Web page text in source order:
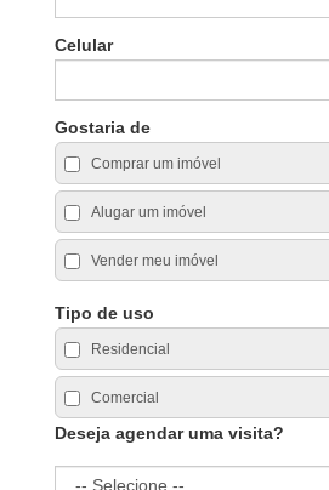
Celular
Gostaria de
Comprar um imóvel
Alugar um imóvel
Vender meu imóvel
Tipo de uso
Residencial
Comercial
Deseja agendar uma visita?